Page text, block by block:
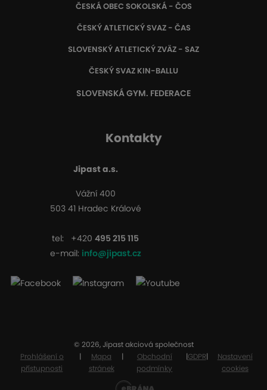
ČESKÁ OBEC SOKOLSKÁ - ČOS
ČESKÝ ATLETICKÝ SVAZ - ČAS
SLOVENSKÝ ATLETICKÝ ZVÄZ - SAZ
ČESKÝ SVAZ KIN-BALLU
SLOVENSKÁ GYM. FEDERACE
Kontakty
Jipast a.s.
Vážní 400
503 41 Hradec Králové
tel: +420 495 215 115
e-mail: info@jipast.cz
© 2026, Jipast akciová společnost
Prohlášení o
přístupnosti
|
Mapa
stránek
|
Obchodní
podmínky
|GDPR|
Nastavení
cookies